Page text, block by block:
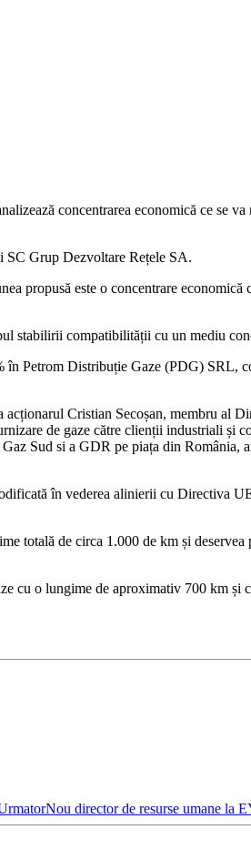
concentrarea economică ce se
SC Grup Dezvoltare Rețele SA.
propusă este o concentrare
stabilirii compatibilității cu un mediu
Petrom Distribuție Gaze (PDG) SRL,
acționarul Cristian Secoșan, membru
de gaze către clienții industriali
Sud si a GDR pe piața din
în vederea alinierii cu Directiva
totală de circa 1.000 de km și
cu o lungime de aproximativ 700 km
Nou director de resurse umane la